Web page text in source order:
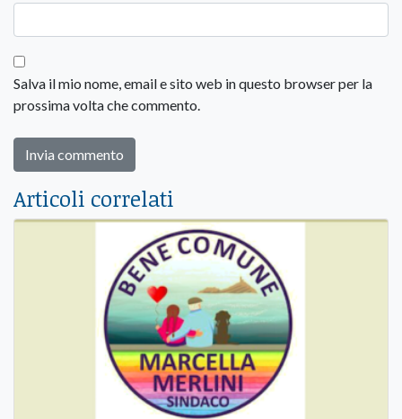
Salva il mio nome, email e sito web in questo browser per la
prossima volta che commento.
Articoli correlati